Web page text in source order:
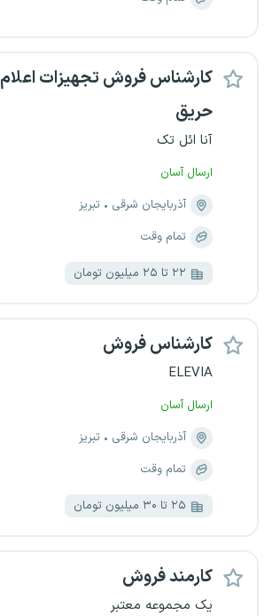
کارشناس فروش تجهیزات اعلام
حریق
آنا ائل تک
ارسال آسان
آذربایجان شرقی
تبریز
تمام وقت
۲۲ تا ۲۵ میلیون تومان
کارشناس فروش
ELEVIA
ارسال آسان
آذربایجان شرقی
تبریز
تمام وقت
۲۵ تا ۳۰ میلیون تومان
کارمند فروش
یک مجموعه معتبر